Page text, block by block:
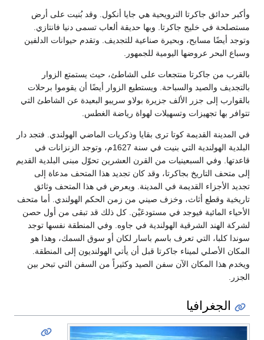
وأكبر حدائق جاكرتا الترويحية هي جايا أنكول. وقد بُنيت على أرض
مستصلحة في خليج جاكرتا. وبها حديقة ألعاب تسمى دنيا فانتازي.
وتوجد أيضًا مسابح، وبحيرة صناعية للتجديف. وتقدم حيوانات الدلفين
وسباع البحر عروضها اليومية للجمهور.
بالقرب من جاكرتا منتجعات على الشاطئ، حيث يستمتع الزوار
بالتجديف والصيد والسباحة. ويستطيع الزوار أيضًا أن يقوموا برحلات
بالقوارب إلى جزر الألف جزيرة بولاو سريبو البعيدة عن الشاطئ التي
تتوافر بها تجهيزات وتسهيلات لهواة رياضة الغطس.
في المدينة القديمة كوتا ترى بقايا وذكريات الماضي الهولندي. فتجد دار
البلدية الهولندية التي بنيت في سنة 1627م، وتوجد الزنزانات في
قاعدتها. وفي السبعينيات من القرن العشرين تحوّل مبنى البلدية القديم
إلى متحف التاريخ بجاكرتا، وقد كان تجديد هذا المتحف مدعاة إلى
تجديد الأجزاء القديمة في المدينة. ويعرض في هذا المتحف وثائق
تاريخية وقطع أثاث، وخزف صيني من زمن الحكم الهولندي. أما متحف
الأحياء المائية فيوجد في مستودعَيْن. كل ذلك قد تبقى من أول حصن
لشركة الهند الشرقية الهولندية في جاوه. وفي المنطقة نفسها توجد
سوندا كلبا، التي تعرف باسم باسار لكان أو سوق السمك، وهذا هو
المكان الأصلي لميناء جاكرتا قبل أن يأتي الهولنديون إلى المنطقة.
ويخدم هذا المكان الآن سفن الصيد وكثيراً من السفن التي تبحر بين
الجزر.
الجغرافيا